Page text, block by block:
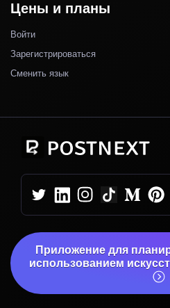
Цены и планы
Войти
Зарегистрироваться
Сменить язык
Приложение для
использованием